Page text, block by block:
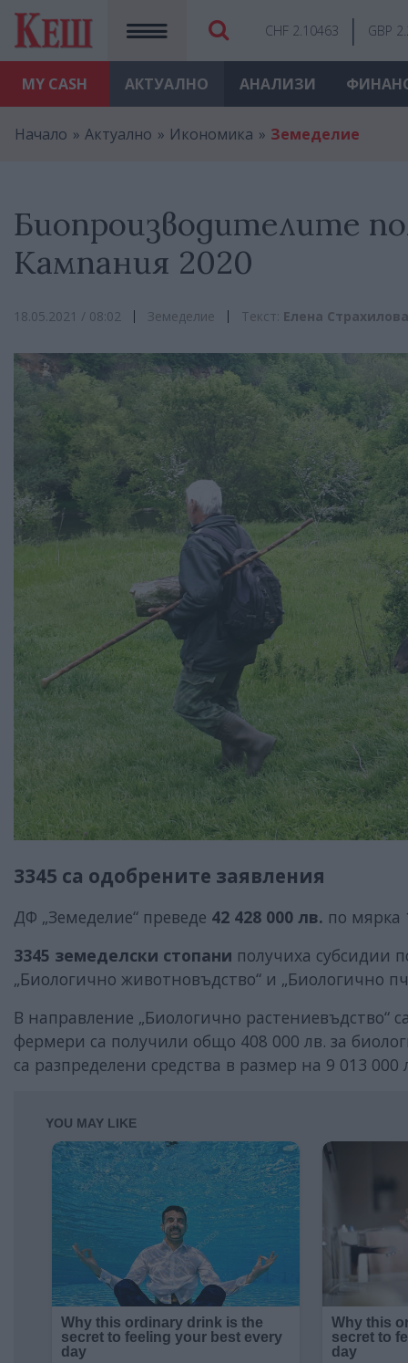
MY CASH
CHF 2.10463 GBP
АКТУАЛНО АНАЛИЗИ
Начало Актуално Икономика Земеделие
Биопроизводителите
Кампания 2020
18.05.2021 / 08:02 Земеделие Текст: Елена Страхилова
3345 са одобрените заявления
ДФ „Земеделие“ преведе 42 428 000 лв. по мярка
3345 земеделски стопани получиха субсидии
„Биологично животновъдство“ и „Биологично
В направление „Биологично растениевъдство“
фермери са получили общо 408 000 лв. за
са разпределени средства в размер на 9 013 000